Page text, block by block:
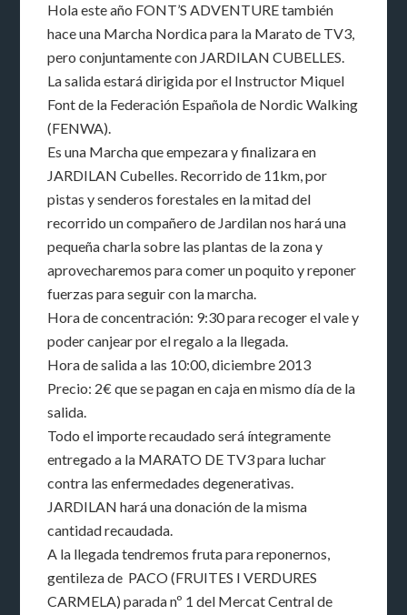
Hola este año FONT’S ADVENTURE también
hace una Marcha Nordica para la Marato de TV3,
pero conjuntamente con JARDILAN CUBELLES.
La salida estará dirigida por el Instructor Miquel
Font de la Federación Española de Nordic Walking
(FENWA).
Es una Marcha que empezara y finalizara en
JARDILAN Cubelles. Recorrido de 11km, por
pistas y senderos forestales en la mitad del
recorrido un compañero de Jardilan nos hará una
pequeña charla sobre las plantas de la zona y
aprovecharemos para comer un poquito y reponer
fuerzas para seguir con la marcha.
Hora de concentración: 9:30 para recoger el vale y
poder canjear por el regalo a la llegada.
Hora de salida a las 10:00, diciembre 2013
Precio: 2€ que se pagan en caja en mismo día de la
salida.
Todo el importe recaudado será íntegramente
entregado a la MARATO DE TV3 para luchar
contra las enfermedades degenerativas.
JARDILAN hará una donación de la misma
cantidad recaudada.
A la llegada tendremos fruta para reponernos,
gentileza de PACO (FRUITES I VERDURES
CARMELA) parada nº 1 del Mercat Central de